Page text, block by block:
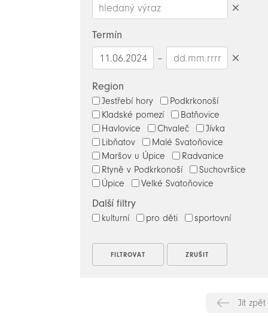
Termín
–
Region
Jestřebí hory
Podkrkonoší
Kladské pomezí
Batňovice
Havlovice
Chvaleč
Jívka
Libňatov
Malé Svatoňovice
Maršov u Úpice
Radvanice
Rtyně v Podkrkonoší
Suchovršice
Úpice
Velké Svatoňovice
Další filtry
kulturní pro děti sportovní
Jít zpět